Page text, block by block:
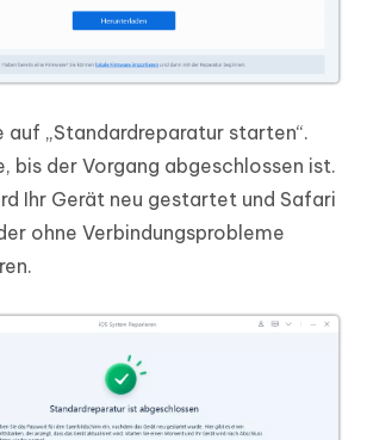
auf „Standardreparatur starten“.
bis der Vorgang abgeschlossen ist.
Ihr Gerät neu gestartet und Safari
ohne Verbindungsprobleme